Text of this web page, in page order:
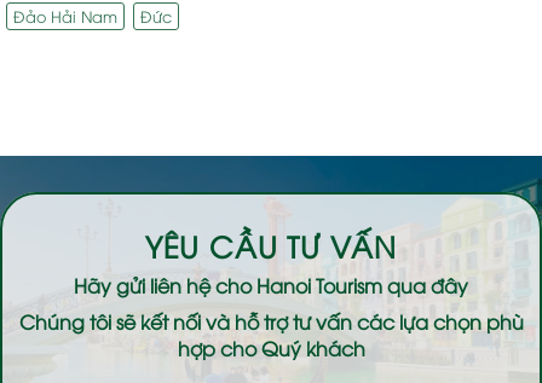
Đảo Hải Nam
Đức
YÊU CẦU TƯ VẤN
Hãy gửi liên hệ choHanoi Tourismqua đây
Chúng tôi sẽ kết nối và hỗ trợ tư vấn các lựa chọn phù
hợp cho Quý khách